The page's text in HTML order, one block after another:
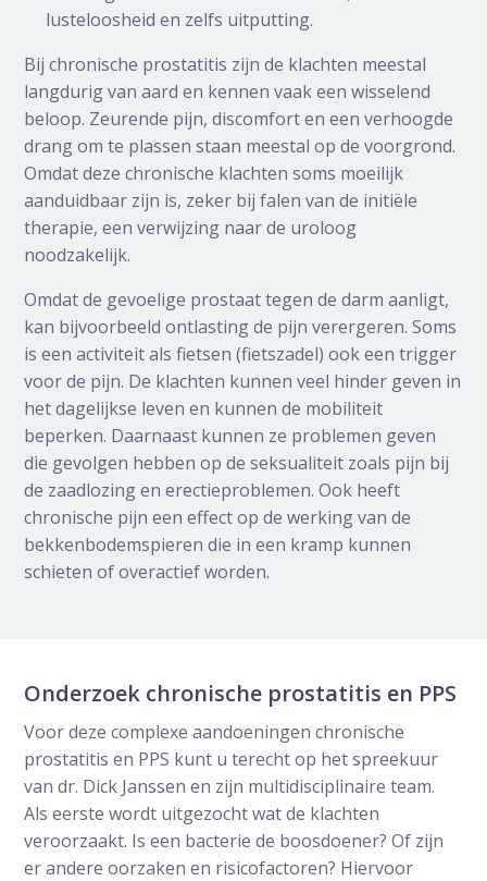
lusteloosheid en zelfs uitputting.
Bij chronische prostatitis zijn de klachten meestal
langdurig van aard en kennen vaak een wisselend
beloop. Zeurende pijn, discomfort en een verhoogde
drang om te plassen staan meestal op de voorgrond.
Omdat deze chronische klachten soms moeilijk
aanduidbaar zijn is, zeker bij falen van de initiële
therapie, een verwijzing naar de uroloog
noodzakelijk.
Omdat de gevoelige prostaat tegen de darm aanligt,
kan bijvoorbeeld ontlasting de pijn verergeren. Soms
is een activiteit als fietsen (fietszadel) ook een trigger
voor de pijn. De klachten kunnen veel hinder geven in
het dagelijkse leven en kunnen de mobiliteit
beperken. Daarnaast kunnen ze problemen geven
die gevolgen hebben op de seksualiteit zoals pijn bij
de zaadlozing en erectieproblemen. Ook heeft
chronische pijn een effect op de werking van de
bekkenbodemspieren die in een kramp kunnen
schieten of overactief worden.
Onderzoek chronische prostatitis en PPS
Voor deze complexe aandoeningen chronische
prostatitis en PPS kunt u terecht op het spreekuur
van dr. Dick Janssen en zijn multidisciplinaire team.
Als eerste wordt uitgezocht wat de klachten
veroorzaakt. Is een bacterie de boosdoener? Of zijn
er andere oorzaken en risicofactoren? Hiervoor